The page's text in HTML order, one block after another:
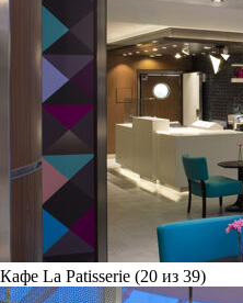
Кафе La Patisserie (20 из 39)